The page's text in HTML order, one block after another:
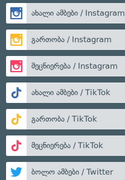
ახალი ამბები / Instagram
გართობა / Instagram
მეცნიერება / Instagram
ახალი ამბები / TikTok
გართობა / TikTok
მეცნიერება / TikTok
ბოლო ამბები / Twitter